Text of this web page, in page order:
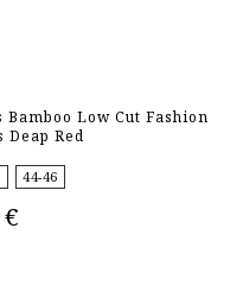
Bamboo Low Cut Fashion
Deap Red
44-46
€